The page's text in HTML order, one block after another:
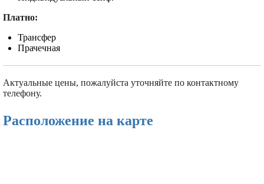
Платно:
Трансфер
Прачечная
Актуальные цены, пожалуйста уточняйте по контактному
телефону.
Расположение на карте